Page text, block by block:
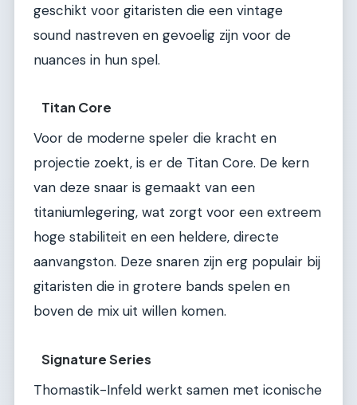
geschikt voor gitaristen die een vintage
sound nastreven en gevoelig zijn voor de
nuances in hun spel.
Titan Core
Voor de moderne speler die kracht en
projectie zoekt, is er de Titan Core. De kern
van deze snaar is gemaakt van een
titaniumlegering, wat zorgt voor een extreem
hoge stabiliteit en een heldere, directe
aanvangston. Deze snaren zijn erg populair bij
gitaristen die in grotere bands spelen en
boven de mix uit willen komen.
Signature Series
Thomastik-Infeld werkt samen met iconische